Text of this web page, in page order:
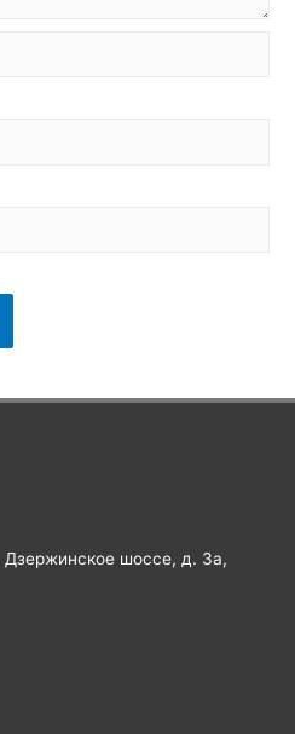
Дзержинское шоссе, д. 3а,